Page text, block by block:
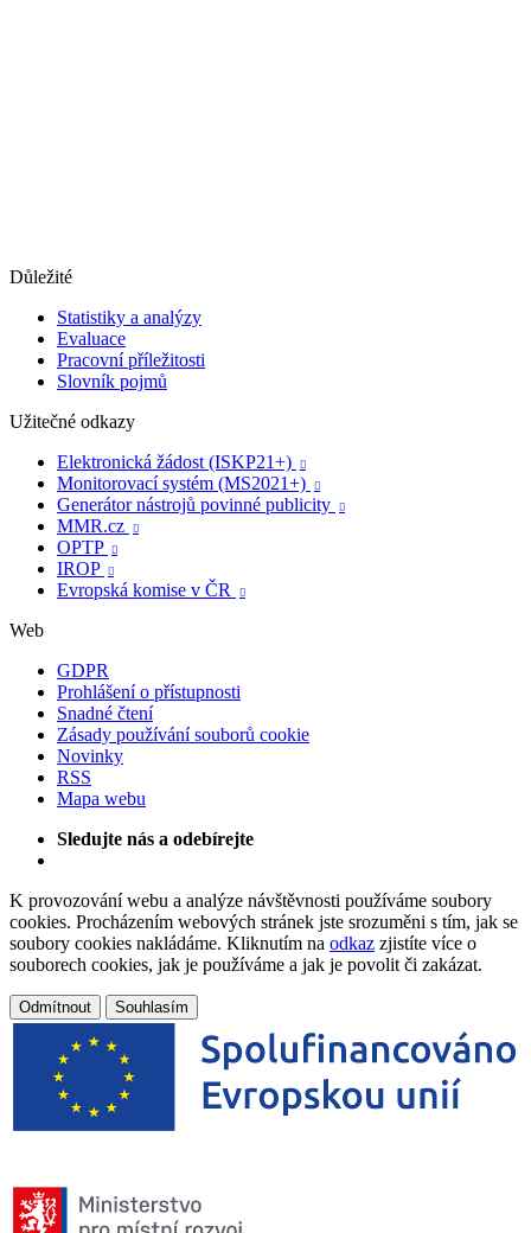
Důležité
Statistiky a analýzy
Evaluace
Pracovní příležitosti
Slovník pojmů
Užitečné odkazy
Elektronická žádost (ISKP21+)

Monitorovací systém (MS2021+) 
Generátor nástrojů povinné publicity 
MMR.cz 
OPTP 
IROP 
Evropská komise v ČR 
Web
GDPR
Prohlášení o přístupnosti
Snadné čtení
Zásady používání souborů cookie
Novinky
RSS
Mapa webu
Sledujte nás a odebírejte
K provozování webu a analýze návštěvnosti používáme soubory
cookies. Procházením webových stránek jste srozuměni s tím, jak se
soubory cookies nakládáme. Kliknutím na odkaz zjistíte více o
souborech cookies, jak je používáme a jak je povolit či zakázat.
Odmítnout Souhlasím